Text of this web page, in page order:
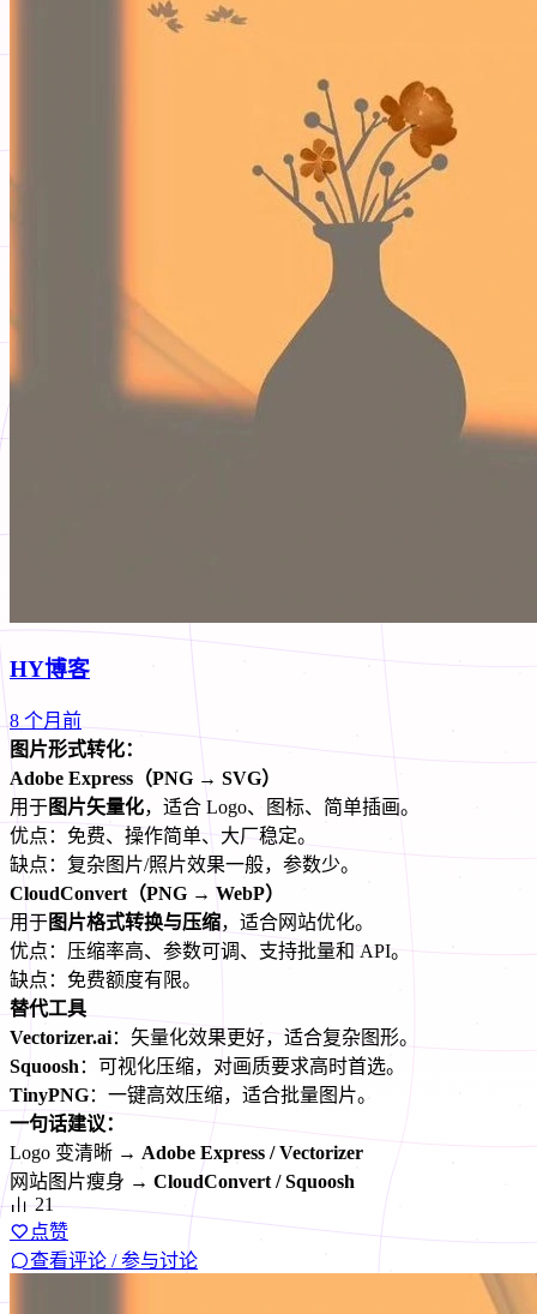
HY博客
8 个月前
图片形式转化：
Adobe Express（PNG → SVG）
用于图片矢量化，适合 Logo、图标、简单插画。
优点：免费、操作简单、大厂稳定。
缺点：复杂图片/照片效果一般，参数少。
CloudConvert（PNG → WebP）
用于图片格式转换与压缩，适合网站优化。
优点：压缩率高、参数可调、支持批量和 API。
缺点：免费额度有限。
替代工具
Vectorizer.ai：矢量化效果更好，适合复杂图形。
Squoosh ：可视化压缩，对画质要求高时首选。
TinyPNG：一键高效压缩，适合批量图片。
一句话建议：
Logo 变清晰 → Adobe Express / Vectorizer
网站图片瘦身 → CloudConvert / Squoosh
21
点赞
查看评论 / 参与讨论